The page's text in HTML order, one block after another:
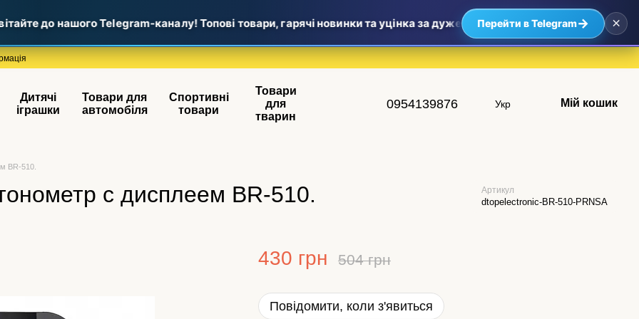
до нашого Telegram-каналу! Топові товари, гарячі новинки та уцінка за дуже приємними цінами —
Перейти в Telegram→ ×
Дитячі
іграшки
Товари для
автомобіля
Спортивні
товари
Товари
для
тварин
0954139876 Укр Мій кошик
BR-510.
с дисплеем BR-510. Артикул
dtopelectronic-BR-510-PRNSA
430 грн 504 грн
Повідомити, коли з'явиться